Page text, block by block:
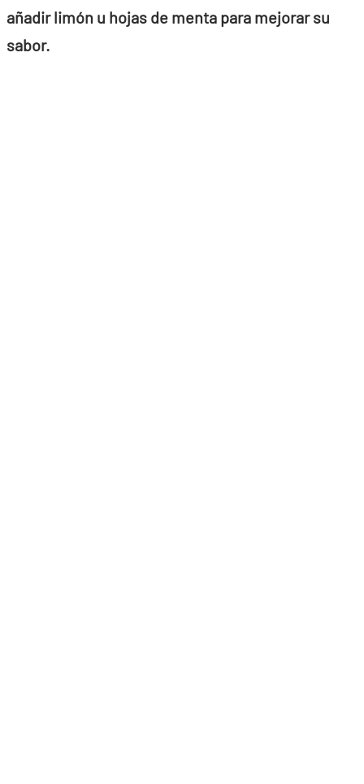
añadir limón u hojas de menta para mejorar su
sabor.